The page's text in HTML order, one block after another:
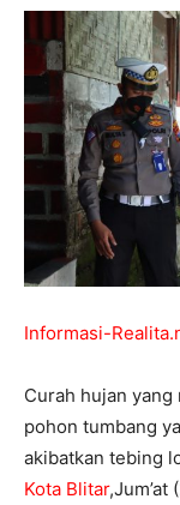
Informasi-
Curah hujan
pohon tumbang
akibatkan tebing
Kota Blitar,Jum’at